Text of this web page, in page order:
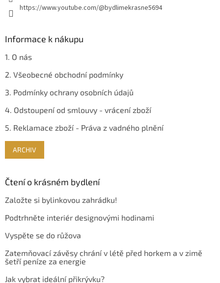
https://www.youtube.com/@bydlimekrasne5694
Informace k nákupu
1. O nás
2. Všeobecné obchodní podmínky
3. Podmínky ochrany osobních údajů
4. Odstoupení od smlouvy - vrácení zboží
5. Reklamace zboží - Práva z vadného plnění
ARCHIV
Čtení o krásném bydlení
Založte si bylinkovou zahrádku!
Podtrhněte interiér designovými hodinami
Vyspěte se do růžova
Zatemňovací závěsy chrání v létě před horkem a v zimě
šetří peníze za energie
Jak vybrat ideální přikrývku?